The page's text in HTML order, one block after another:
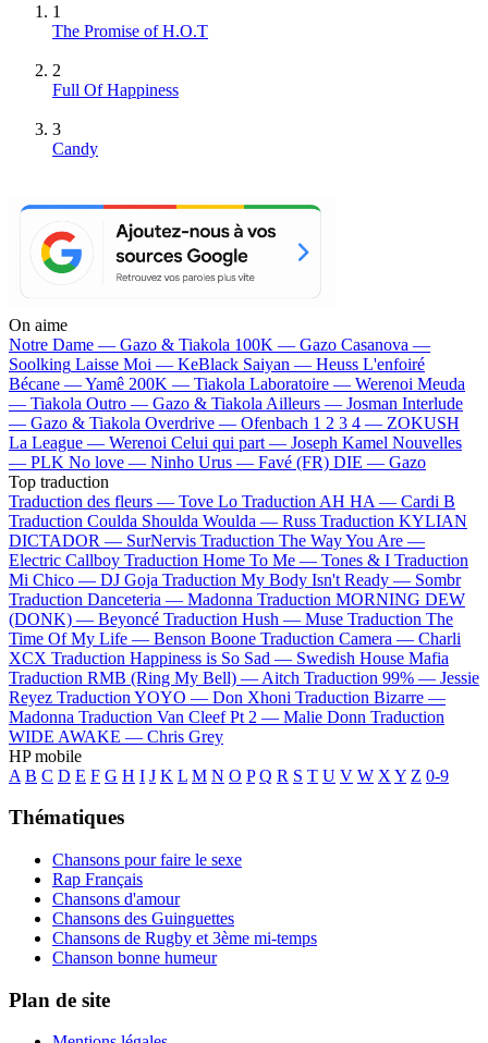
1
The Promise of H.O.T
2
Full Of Happiness
3
Candy
On aime
Notre Dame — Gazo & Tiakola 100K — Gazo Casanova —
Soolking Laisse Moi — KeBlack Saiyan — Heuss L'enfoiré
Bécane —Yamê 200K — Tiakola Laboratoire — Werenoi Meuda
— Tiakola Outro — Gazo & Tiakola Ailleurs — Josman Interlude
— Gazo & Tiakola Overdrive — Ofenbach 1 2 3 4 — ZOKUSH
La League — Werenoi Celui qui part — Joseph Kamel Nouvelles
— PLK No love — Ninho Urus — Favé (FR) DIE — Gazo
Top traduction
Traduction des fleurs — Tove Lo Traduction AH HA — Cardi B
Traduction Coulda Shoulda Woulda — Russ Traduction KYLIAN
DICTADOR — SurNervis Traduction The Way You Are —
Electric Callboy Traduction Home To Me — Tones & I Traduction
Mi Chico — DJ Goja Traduction My Body Isn't Ready — Sombr
Traduction Danceteria — Madonna Traduction MORNING DEW
(DONK) — Beyoncé Traduction Hush — Muse Traduction The
Time Of My Life — Benson Boone Traduction Camera — Charli
XCX Traduction Happiness is So Sad — Swedish House Mafia
Traduction RMB (Ring My Bell) — Aitch Traduction 99% — Jessie
Reyez Traduction YOYO — Don Xhoni Traduction Bizarre —
Madonna Traduction Van Cleef Pt 2 — Malie Donn Traduction
WIDE AWAKE — Chris Grey
HP mobile
A B C D E F G H I J K L M N O P Q R S T U V W X Y Z 0-9
Thématiques
Chansons pour faire le sexe
Rap Français
Chansons d'amour
Chansons des Guinguettes
Chansons de Rugby et 3ème mi-temps
Chanson bonne humeur
Plan de site